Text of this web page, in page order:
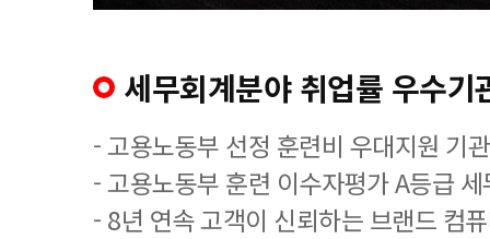
세무회계분야 취업률 우수기
- 고용노동부 선정 훈련비 우대지원 기관
- 고용노동부 훈련 이수자평가 A등급
- 8년 연속 고객이 신뢰하는 브랜드 컴